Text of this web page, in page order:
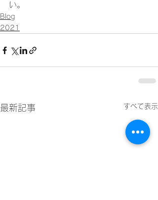
い。
Blog
2021
最新記事 すべて表示